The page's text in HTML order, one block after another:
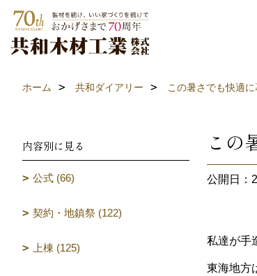
ホーム 共和ダイアリー この暑さでも快適に
この
公開日：
私達が手
東海地方
内容別に見る
公式 (66)
契約・地鎮祭 (122)
上棟 (125)